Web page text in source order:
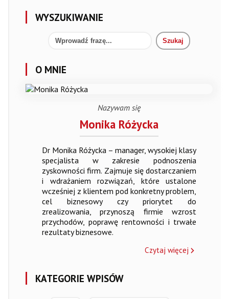
WYSZUKIWANIE
O MNIE
Nazywam się
Monika Różycka
Dr Monika Różycka – manager, wysokiej klasy
specjalista w zakresie podnoszenia
zyskowności firm. Zajmuje się dostarczaniem
i wdrażaniem rozwiązań, które ustalone
wcześniej z klientem pod konkretny problem,
cel biznesowy czy priorytet do
zrealizowania, przynoszą firmie wzrost
przychodów, poprawę rentowności i trwałe
rezultaty biznesowe.
Czytaj więcej
KATEGORIE WPISÓW